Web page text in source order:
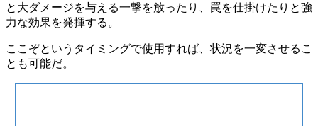
と大ダメージを与える一撃を放ったり、罠を仕掛けたりと強
力な効果を発揮する。
ここぞというタイミングで使用すれば、状況を一変させるこ
とも可能だ。